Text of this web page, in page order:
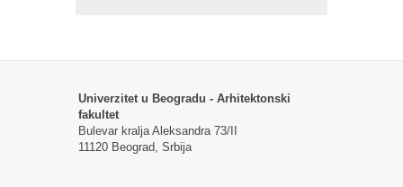
Univerzitet u Beogradu - Arhitektonski
fakultet
Bulevar kralja Aleksandra 73/II
11120 Beograd, Srbija